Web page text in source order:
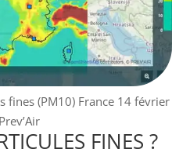
fines (PM10) France 14 février
FINES ?